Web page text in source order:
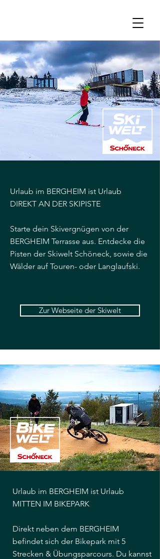
Urlaub im BERGHEIM ist Urlaub
DIREKT AN DER SKIPISTE
Starte dein Skivergnügen von der
BERGHEIM Terrasse aus. Entdecke die
Pisten der Skiwelt Schöneck, sowie die
Wälder auf Touren- oder Langlaufski.
Zur Webseite der Skiwelt
Urlaub im BERGHEIM ist Urlaub
MITTEN IM BIKEPARK
Direkt neben dem BERGHEIM
befindet sich der Bikepark mit 5
Strecken & Übungsparcours. Du kannst